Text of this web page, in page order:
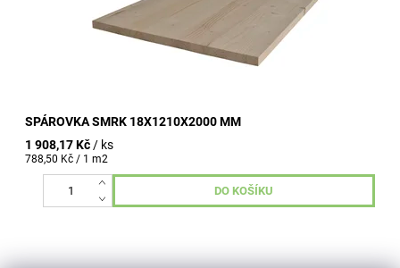
SPÁROVKA SMRK 18X1210X2000 MM
1 908,17 Kč/ ks
788,50 Kč / 1 m2